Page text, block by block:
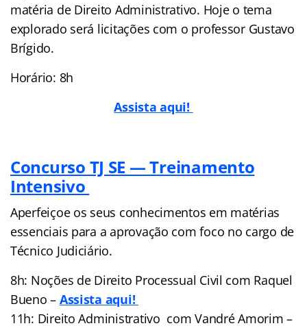
matéria de Direito Administrativo. Hoje o tema
explorado será licitações com o professor Gustavo
Brígido.
Horário: 8h
Assista aqui!
Concurso TJ SE — Treinamento
Intensivo
Aperfeiçoe os seus conhecimentos em matérias
essenciais para a aprovação com foco no cargo de
Técnico Judiciário.
8h: Noções de Direito Processual Civil com Raquel
Bueno – Assista aqui!
11h: Direito Administrativo com Vandré Amorim –